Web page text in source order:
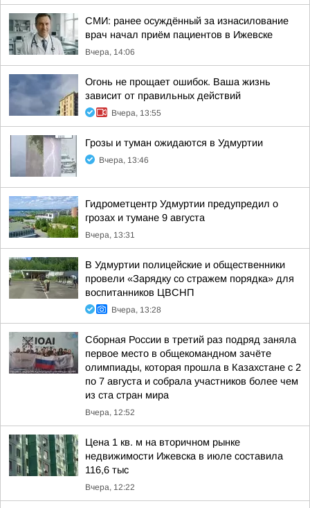
СМИ: ранее осуждённый за изнасилование
врач начал приём пациентов в Ижевске
Вчера, 14:06
Огонь не прощает ошибок. Ваша жизнь
зависит от правильных действий
Вчера, 13:55
Грозы и туман ожидаются в Удмуртии
Вчера, 13:46
Гидрометцентр Удмуртии предупредил о
грозах и тумане 9 августа
Вчера, 13:31
В Удмуртии полицейские и общественники
провели «Зарядку со стражем порядка» для
воспитанников ЦВСНП
Вчера, 13:28
Сборная России в третий раз подряд заняла
первое место в общекомандном зачёте
олимпиады, которая прошла в Казахстане с 2
по 7 августа и собрала участников более чем
из ста стран мира
Вчера, 12:52
Цена 1 кв. м на вторичном рынке
недвижимости Ижевска в июле составила
116,6 тыс
Вчера, 12:22